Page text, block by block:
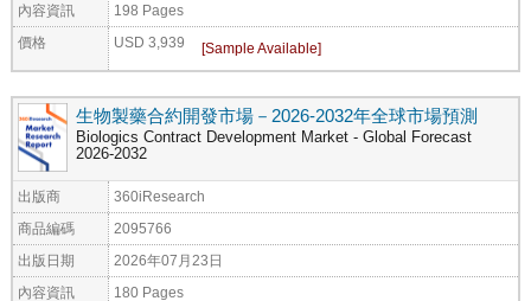
內容資訊 198 Pages
價格 USD 3,939
生物製藥合約開發市場－2026-2032年全球市場預測
Biologics Contract Development Market - Global Forecast
2026-2032
出版商 360iResearch
商品編碼 2095766
出版日期 2026年07月23日
內容資訊 180 Pages